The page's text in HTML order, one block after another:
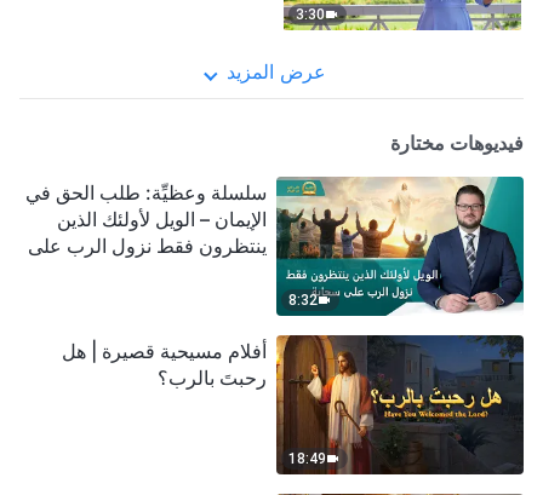
3:30
عرض المزيد
فيديوهات مختارة
8:32
سلسلة وعظيِّة: طلب الحق في
الإيمان – الويل لأولئك الذين
ينتظرون فقط نزول الرب على
18:49
أفلام مسيحية قصيرة | هل
رحبتَ بالرب؟